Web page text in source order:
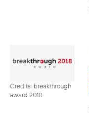
Credits: breakthrough
award 2018